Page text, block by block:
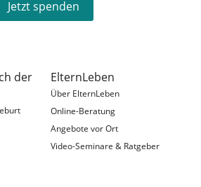
Jetzt spenden
der
ElternLeben
Über ElternLeben
Online-Beratung
Angebote vor Ort
Video-Seminare & Ratgeber